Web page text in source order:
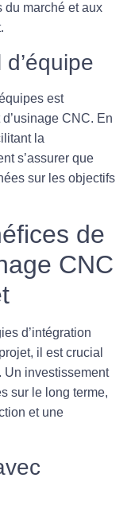
du marché et aux
est
CNC. En
la
s’assurer que
sur les objectifs
de
CNC
d’intégration
, il est crucial
Un investissement
sur le long terme,
et une